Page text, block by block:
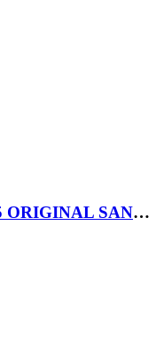
MANETTE PLAY STATION 5 ORIGINAL SANS BOX